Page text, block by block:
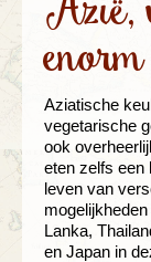
Aziatische
vegetarische
ook
eten zelfs een
leven van
Lanka,
en Japan in